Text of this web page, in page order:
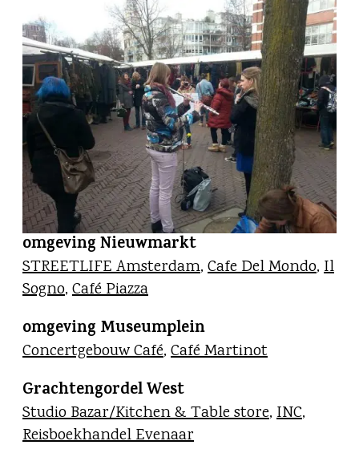
omgeving Nieuwmarkt
STREETLIFE Amsterdam, Cafe Del Mondo, Il
Sogno, Café Piazza
omgeving Museumplein
Concertgebouw Café, Café Martinot
Grachtengordel West
Studio Bazar/Kitchen & Table store, INC,
Reisboekhandel Evenaar